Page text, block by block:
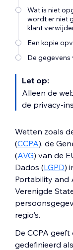
Wat is niet
wordt er niet
klant
Een kopie
De gegevens
Let op:
Alleen de
de privacy-
Wetten zoals
(CCPA), de
(AVG) van de
Dados (LGPD)
Portability and
Verenigde
regio's.
De CCPA
gedefinieerd